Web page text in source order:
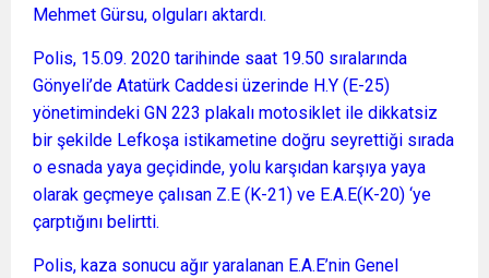
Mehmet Gürsu, olguları aktardı.
Polis, 15.09. 2020 tarihinde saat 19.50 sıralarında
Gönyeli’de Atatürk Caddesi üzerinde H.Y (E-25)
yönetimindeki GN 223 plakalı motosiklet ile dikkatsiz
bir şekilde Lefkoşa istikametine doğru seyrettiği sırada
o esnada yaya geçidinde, yolu karşıdan karşıya yaya
olarak geçmeye çalısan Z.E (K-21) ve E.A.E(K-20) ‘ye
çarptığını belirtti.
Polis, kaza sonucu ağır yaralanan E.A.E’nin Genel